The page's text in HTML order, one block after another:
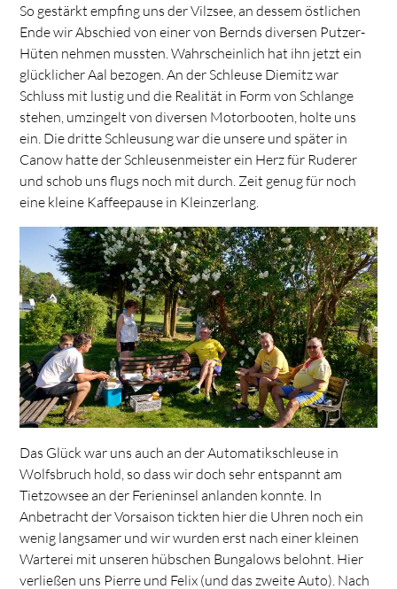
So gestärkt empfing uns der Vilzsee, an dessem östlichen
Ende wir Abschied von einer von Bernds diversen Putzer-
Hüten nehmen mussten. Wahrscheinlich hat ihn jetzt ein
glücklicher Aal bezogen. An der Schleuse Diemitz war
Schluss mit lustig und die Realität in Form von Schlange
stehen, umzingelt von diversen Motorbooten, holte uns
ein. Die dritte Schleusung war die unsere und später in
Canow hatte der Schleusenmeister ein Herz für Ruderer
und schob uns flugs noch mit durch. Zeit genug für noch
eine kleine Kaffeepause in Kleinzerlang.
Das Glück war uns auch an der Automatikschleuse in
Wolfsbruch hold, so dass wir doch sehr entspannt am
Tietzowsee an der Ferieninsel anlanden konnte. In
Anbetracht der Vorsaison tickten hier die Uhren noch ein
wenig langsamer und wir wurden erst nach einer kleinen
Warterei mit unseren hübschen Bungalows belohnt. Hier
verließen uns Pierre und Felix (und das zweite Auto). Nach